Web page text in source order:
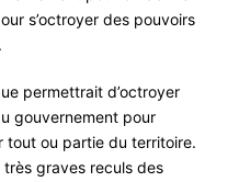
s’octroyer des pouvoirs
permettrait d’octroyer
gouvernement pour
tout ou partie du territoire.
graves reculs des